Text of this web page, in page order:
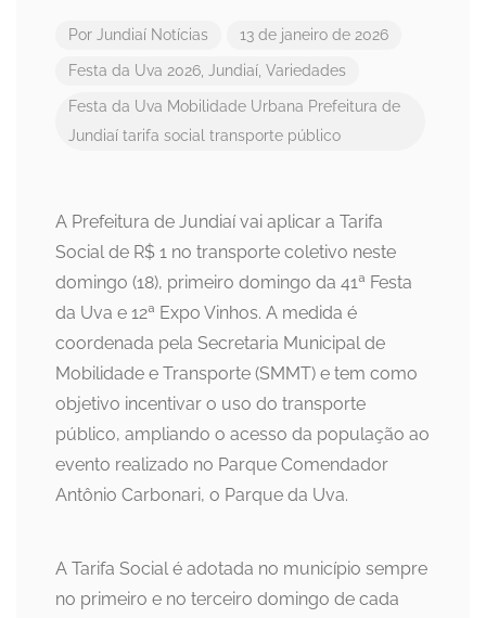
Por Jundiaí Notícias 13 de janeiro de 2026
Festa da Uva 2026, Jundiaí, Variedades
Festa da Uva Mobilidade Urbana Prefeitura de
Jundiaí tarifa social transporte público
A Prefeitura de Jundiaí vai aplicar a Tarifa
Social de R$ 1 no transporte coletivo neste
domingo (18), primeiro domingo da 41ª Festa
da Uva e 12ª Expo Vinhos. A medida é
coordenada pela Secretaria Municipal de
Mobilidade e Transporte (SMMT) e tem como
objetivo incentivar o uso do transporte
público, ampliando o acesso da população ao
evento realizado no Parque Comendador
Antônio Carbonari, o Parque da Uva.
A Tarifa Social é adotada no município sempre
no primeiro e no terceiro domingo de cada